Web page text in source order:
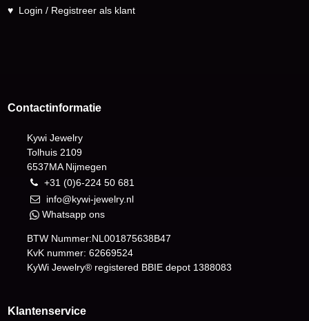
♥ Login / Registreer als klant
Contactinformatie
Kywi Jewelry
Tolhuis 2109
6537MA Nijmegen
+31 (0)6-224 50 681
info@kywi-jewelry.nl
Whatsapp ons
BTW Nummer:NL001875638B47
KvK nummer: 62669524
KyWi Jewelry® registered BBIE depot 1388083
Klantenservice